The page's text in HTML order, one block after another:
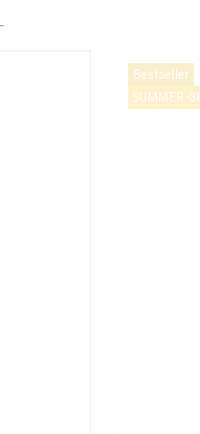
Bestseller
SUMMER -